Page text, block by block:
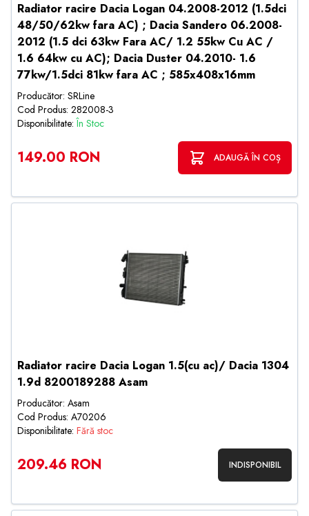
Radiator racire Dacia Logan 04.2008-2012 (1.5dci
48/50/62kw fara AC) ; Dacia Sandero 06.2008-
2012 (1.5 dci 63kw Fara AC/ 1.2 55kw Cu AC /
1.6 64kw cu AC); Dacia Duster 04.2010- 1.6
77kw/1.5dci 81kw fara AC ; 585x408x16mm
Producător: SRLine
Cod Produs: 282008-3
Disponibilitate:În Stoc
149.00 RON ADAUGĂ ÎN COȘ
Radiator racire Dacia Logan 1.5(cu ac)/ Dacia 1304
1.9d 8200189288 Asam
Producător: Asam
Cod Produs: A70206
Disponibilitate: Fără stoc
209.46 RON INDISPONIBIL